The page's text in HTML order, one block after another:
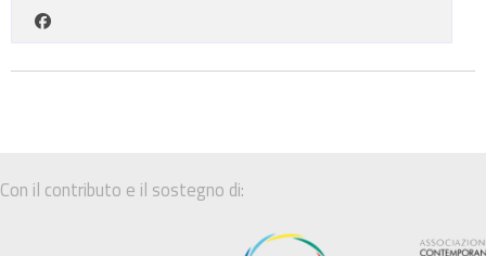
Con il contributo e il sostegno di: